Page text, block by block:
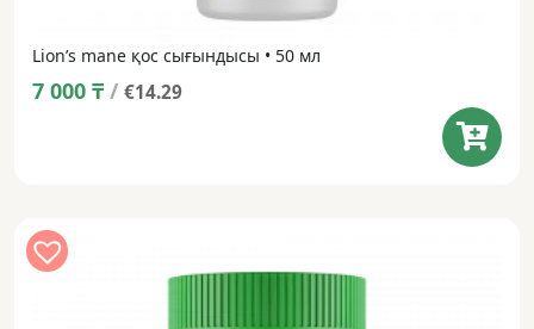
Lion’s mane қос сығындысы • 50 мл
7 000 ₸ / €14.29